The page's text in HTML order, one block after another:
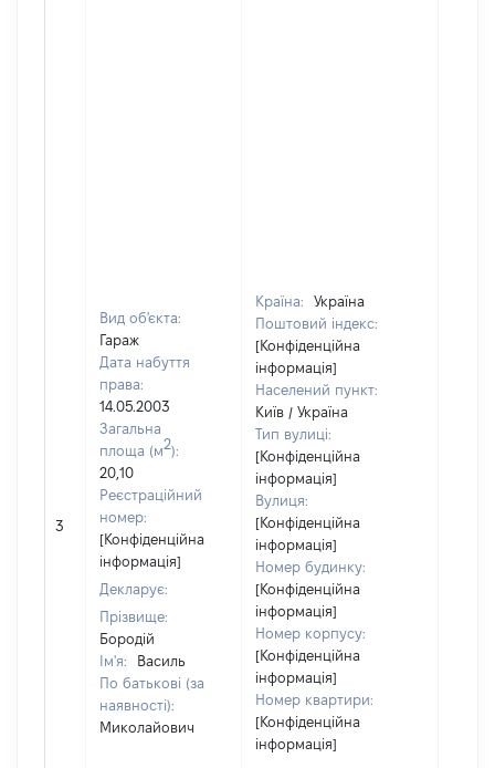
3
Вид об'єкта:
Гараж
Дата набуття
права:
14.05.2003
Загальна
площа (м2):
20,10
Реєстраційний
номер:
[Конфіденційна
інформація]
Декларує:
Прізвище:
Бородій
Ім'я:
Василь
По батькові (за
наявності):
Миколайович
Країна:
Україна
Поштовий індекс:
[Конфіденційна
інформація]
Населений пункт:
Київ / Україна
Тип вулиці:
[Конфіденційна
інформація]
Вулиця:
[Конфіденційна
інформація]
Номер будинку:
[Конфіденційна
інформація]
Номер корпусу:
[Конфіденційна
інформація]
Номер квартири:
[Конфіденційна
інформація]